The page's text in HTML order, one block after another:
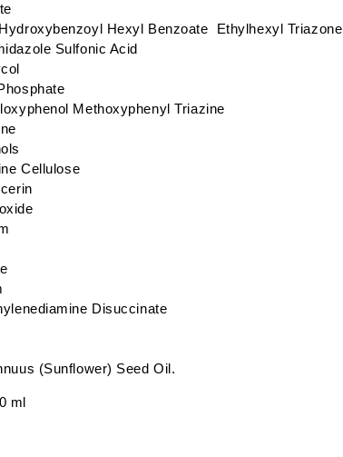
Hexyl Benzoate Ethylhexyl Triazone
Sulfonic Acid
Methoxyphenyl Triazine
Cellulose
Disuccinate
(Sunflower) Seed Oil.
ml